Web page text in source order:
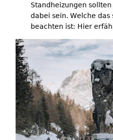
Standheizungen
dabei sein. Welche das
beachten ist: Hier